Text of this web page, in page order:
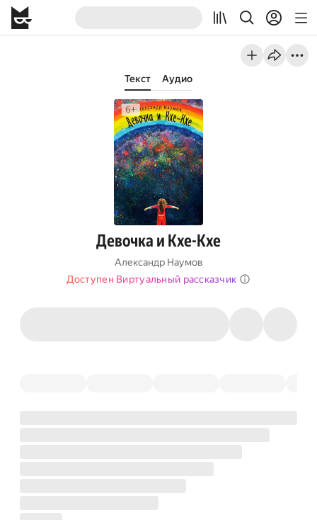
Текст Аудио
Девочка и Кхе-Кхе
Александр Наумов
Доступен Виртуальный рассказчик